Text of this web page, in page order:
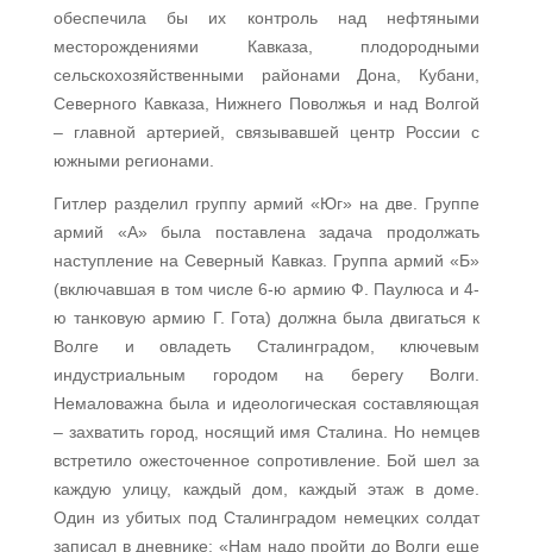
обеспечила бы их контроль над нефтяными
месторождениями Кавказа, плодородными
сельскохозяйственными районами Дона, Кубани,
Северного Кавказа, Нижнего Поволжья и над Волгой
– главной артерией, связывавшей центр России с
южными регионами.
Гитлер разделил группу армий «Юг» на две. Группе
армий «А» была поставлена задача продолжать
наступление на Северный Кавказ. Группа армий «Б»
(включавшая в том числе 6-ю армию Ф. Паулюса и 4-
ю танковую армию Г. Гота) должна была двигаться к
Волге и овладеть Сталинградом, ключевым
индустриальным городом на берегу Волги.
Немаловажна была и идеологическая составляющая
– захватить город, носящий имя Сталина. Но немцев
встретило ожесточенное сопротивление. Бой шел за
каждую улицу, каждый дом, каждый этаж в доме.
Один из убитых под Сталинградом немецких солдат
записал в дневнике: «Нам надо пройти до Волги еще